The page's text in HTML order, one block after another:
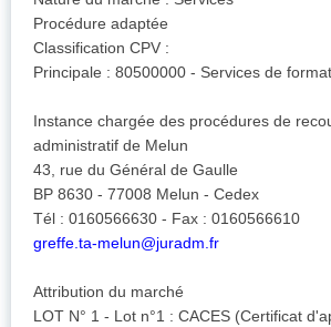
Procédure adaptée
Classification CPV :
Principale : 80500000 - Services de
Instance chargée des procédures de
administratif de Melun
43, rue du Général de Gaulle
BP 8630 - 77008 Melun - Cedex
Tél : 0160566630 - Fax : 0160566610
greffe.ta-melun@juradm.fr
Attribution du marché
LOT N° 1 - Lot n°1 : CACES (Certificat